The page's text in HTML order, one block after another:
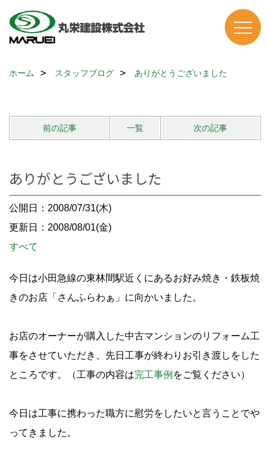
ホーム スタッフブログ ありがとうございました
前の記事 一覧 次の記事
ありがとうございました
公開日：2008/07/31(木)
更新日：2008/08/01(金)
すべて
今日は小田急線の東林間駅近くにあるお好み焼き・鉄板焼
きのお店「さんふらわぁ」に向かいました。
お店のオーナーが購入した中古マンションのリフォーム工
事をさせていただき、先日工事が終わりお引き渡しをした
ところです。（工事の内容は完工事例 をご覧ください）
今日は工事に携わった職方に慰労をしたいと言うことでや
ってきました。